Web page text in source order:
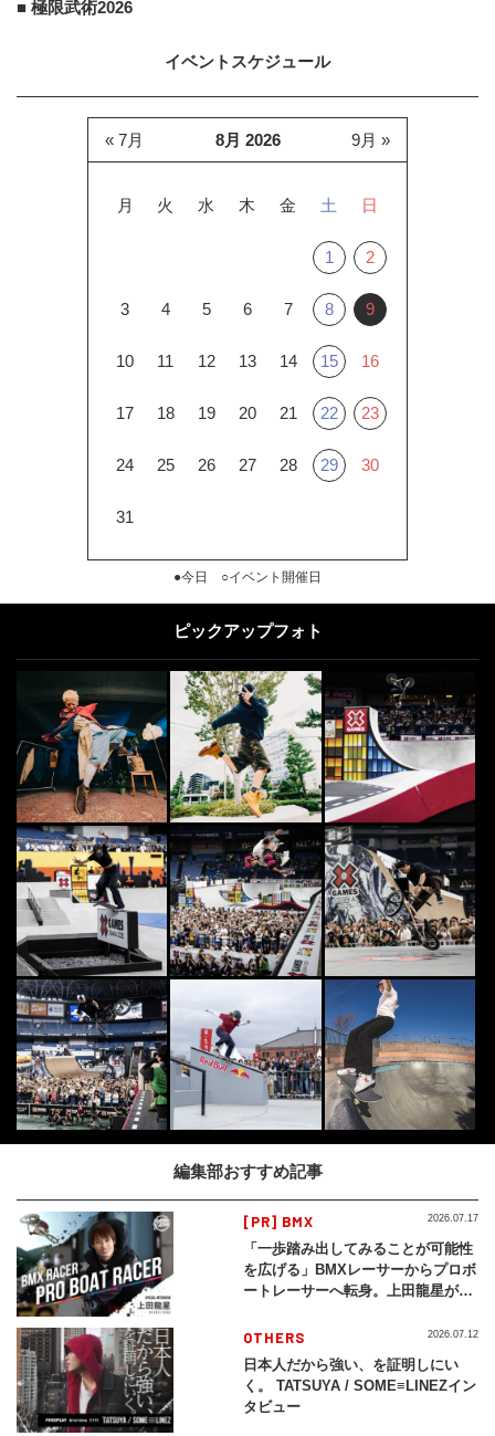
■ 極限武術2026
イベントスケジュール
8月 2026
月 火 水 木 金 土 日
1 2
3 4 5 6 7 8 9
10 11 12 13 14 15 16
17 18 19 20 21 22 23
24 25 26 27 28 29 30
31
« 7月 9月 »
●今日 ○イベント開催日
ピックアップフォト
編集部おすすめ記事
[PR] BMX
「一歩踏み出してみることが可能性
を広げる」BMXレーサーからプロボ
ートレーサーへ転身。上田龍星が体
2026.07.17
OTHERS
日本人だから強い、を証明しにい
く。 TATSUYA / SOME≡LINEZイン
タビュー
2026.07.12